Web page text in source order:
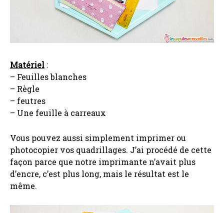
Matériel :
– Feuilles blanches
– Règle
– feutres
– Une feuille à carreaux
Vous pouvez aussi simplement imprimer ou
photocopier vos quadrillages. J’ai procédé de cette
façon parce que notre imprimante n’avait plus
d’encre, c’est plus long, mais le résultat est le
même.